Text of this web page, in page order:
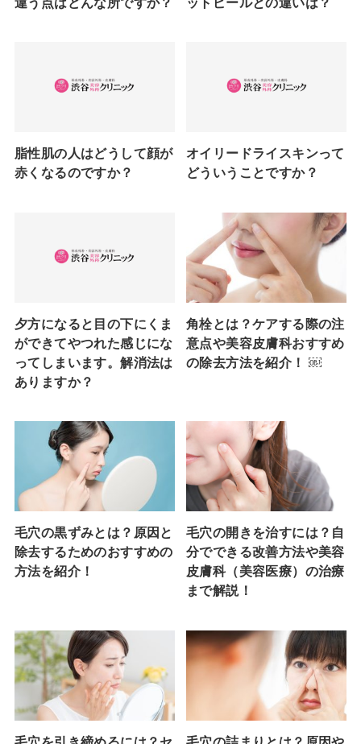
脂性肌の人はどうして顔が
赤くなるのですか？
オイリードライスキンって
どういうことですか？
夕方になると目の下にくま
ができてやつれた感じにな
ってしまいます。解消法は
ありますか？
角栓とは？ケアする際の注
意点や美容皮膚科おすすめ
の除去方法を紹介！ ￼
毛穴の黒ずみとは？原因と
除去するためのおすすめの
方法を紹介！
毛穴の開きを治すには？自
分でできる改善方法や美容
皮膚科（美容医療）の治療
まで解説！